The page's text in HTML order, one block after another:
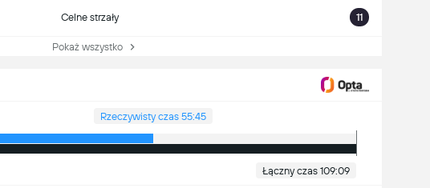
Celne strzały 11
Pokaż wszystko
Rzeczywisty czas 55:45
Łączny czas 109:09